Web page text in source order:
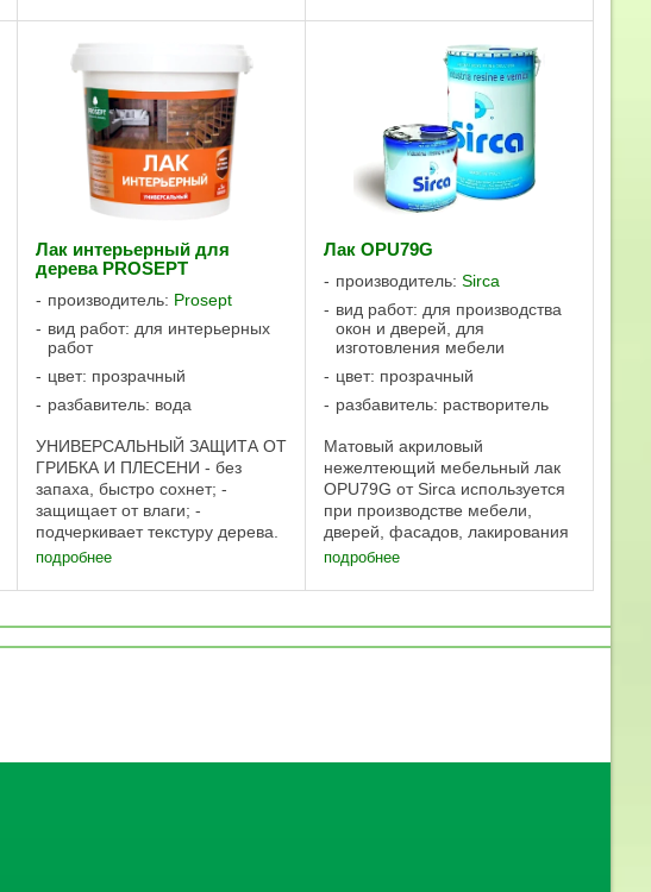
декора. Акриловая смола
обеспечивает устойчивость к
УФ-воздействию, полиэфирная
основа — богатую ...
Лак интерьерный для
дерева PROSEPT
производитель: Prosept
вид работ: для интерьерных
работ
цвет: прозрачный
разбавитель: вода
УНИВЕРСАЛЬНЫЙ ЗАЩИТА ОТ
ГРИБКА И ПЛЕСЕНИ - без
запаха, быстро сохнет; -
защищает от влаги; -
подчеркивает текстуру дерева.
0,9 л до 9 м2 защищенной
защищенной поверхности На
подробнее
Лак OPU79G
производитель: Sirca
вид работ: для производства
окон и дверей, для
изготовления мебели
цвет: прозрачный
разбавитель: растворитель
Матовый акриловый
нежелтеющий мебельный лак
OPU79G от Sirca используется
при производстве мебели,
дверей, фасадов, лакирования
плоских деталей. Метод
налив. OPU79 — акриловый
подробнее